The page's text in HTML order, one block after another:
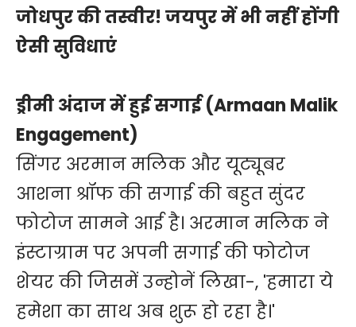
जोधपुर की तस्वीर! जयपुर में भी नहीं होंगी
ऐसी सुविधाएं
ड्रीमी अंदाज में हुई सगाई (Armaan Malik
Engagement)
सिंगर अरमान मलिक और यूट्यूबर
आशना श्रॉफ की सगाई की बहुत सुंदर
फोटोज सामने आई है। अरमान मलिक ने
इंस्टाग्राम पर अपनी सगाई की फोटोज
शेयर की जिसमें उन्होनें लिखा-, 'हमारा ये
हमेशा का साथ अब शुरू हो रहा है।'